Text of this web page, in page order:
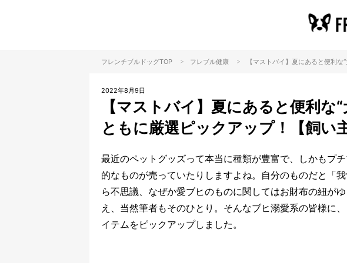
フレンチブルドッグTOP > フレブル健康 > 【マストバイ】夏にあると便利
2022年8月9日
【マストバイ】夏にあると便利な
ともに厳選ピックアップ！【飼い
最近のペットグッズって本当に種類が豊富で、しかもプ
的なものが売っていたりしますよね。自分のものだと「
ら不思議、なぜか愛ブヒのものに関してはお財布の紐が
え、当然筆者もそのひとり。そんなブヒ溺愛系の皆様に
イテムをピックアップしました。